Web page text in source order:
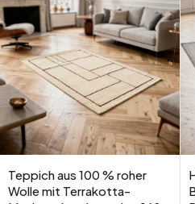
Teppich aus 100 % roher
Wolle mit Terrakotta-